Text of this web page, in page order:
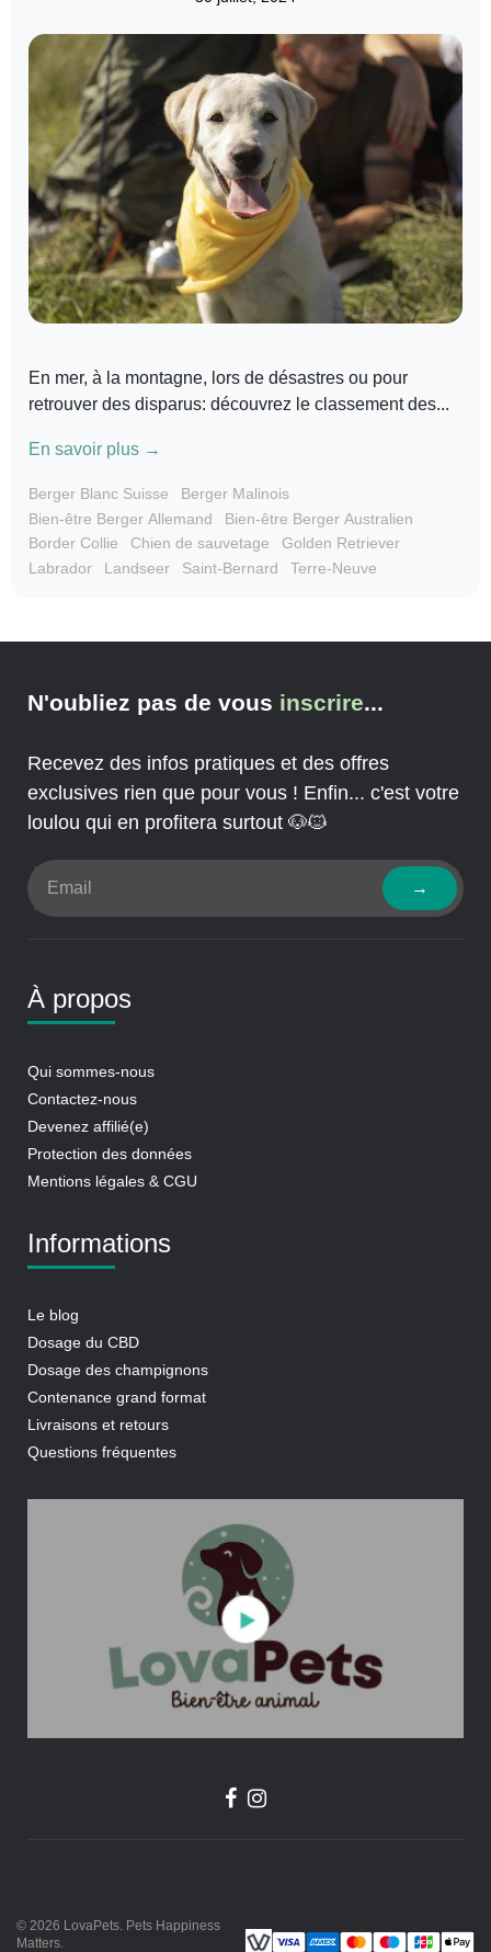
En mer, à la montagne, lors de désastres ou pour
retrouver des disparus: découvrez le classement des...
En savoir plus →
Berger Blanc Suisse
Berger Malinois
Bien-être Berger Allemand
Bien-être Berger Australien
Border Collie
Chien de sauvetage
Golden Retriever
Labrador
Landseer Saint-Bernard Terre-Neuve
N'oubliez pas de vous inscrire...
Recevez des infos pratiques et des offres
exclusives rien que pour vous ! Enfin... c'est votre
loulou qui en profitera surtout 🐶🐱
→
À propos
Qui sommes-nous
Contactez-nous
Devenez affilié(e)
Protection des données
Mentions légales & CGU
Informations
Le blog
Dosage du CBD
Dosage des champignons
Contenance grand format
Livraisons et retours
Questions fréquentes
© 2026 LovaPets Pets Happiness
Matters